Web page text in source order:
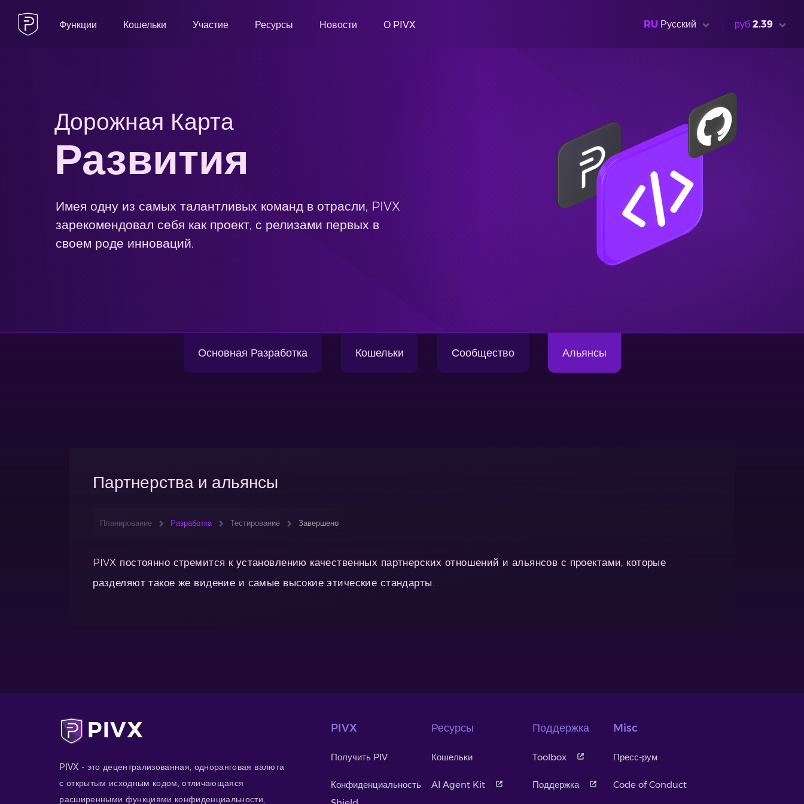
Функции Кошельки Участие Ресурсы Новости О PIVX RU Русский руб 2.39
Дорожная Карта
Развития
Имея одну из самых талантливых команд в отрасли, PIVX
зарекомендовал себя как проект, с релизами первых в
своем роде инноваций.
Основная Разработка Кошельки Сообщество Альянсы
Партнерства и альянсы
Планирование Разработка Тестирование Завершено
PIVX постоянно стремится к установлению качественных партнерских отношений и альянсов с проектами, которые
разделяют такое же видение и самые высокие этические стандарты.
PIVX - это децентрализованная, одноранговая валюта
с открытым исходным кодом, отличающаяся
расширенными функциями конфиденциальности,
PIVX
Получить PIV
Конфиденциальность
Ресурсы
Кошельки
AI Agent Kit
Поддержка
Toolbox
Поддержка
Misc
Пресс-рум
Code of Conduct